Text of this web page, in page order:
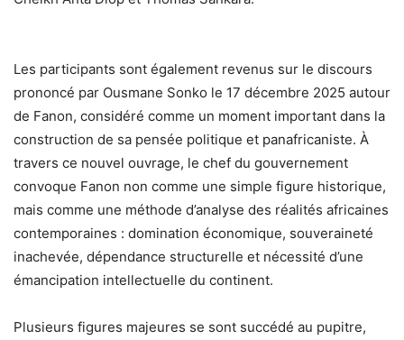
Les participants sont également revenus sur le discours
prononcé par Ousmane Sonko le 17 décembre 2025 autour
de Fanon, considéré comme un moment important dans la
construction de sa pensée politique et panafricaniste. À
travers ce nouvel ouvrage, le chef du gouvernement
convoque Fanon non comme une simple figure historique,
mais comme une méthode d’analyse des réalités africaines
contemporaines : domination économique, souveraineté
inachevée, dépendance structurelle et nécessité d’une
émancipation intellectuelle du continent.
Plusieurs figures majeures se sont succédé au pupitre,